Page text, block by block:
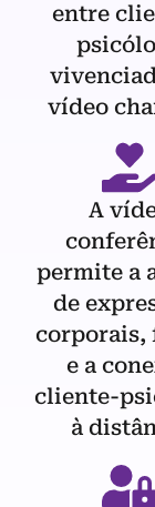
entre
vídeo
A
permite a
de
corporais,
e a
cliente-
à